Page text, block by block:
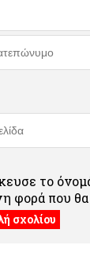
το
φορά που